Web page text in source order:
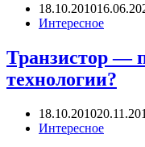
18.10.2010
Интересное
Транзистор —
технологии?
18.10.2010
Интересное